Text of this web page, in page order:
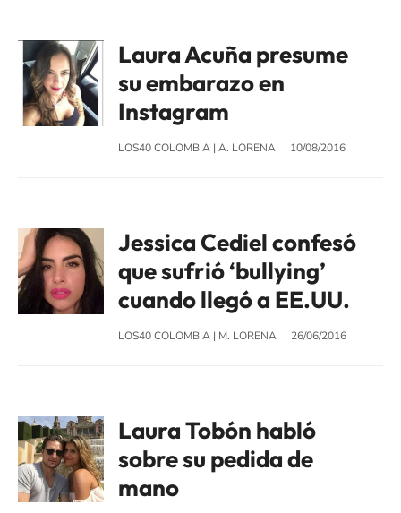
Laura Acuña presume
su embarazo en
Instagram
LOS40 COLOMBIA | A. LORENA 10/08/2016
Jessica Cediel confesó
que sufrió ‘bullying’
cuando llegó a EE.UU.
LOS40 COLOMBIA | M. LORENA 26/06/2016
Laura Tobón habló
sobre su pedida de
mano